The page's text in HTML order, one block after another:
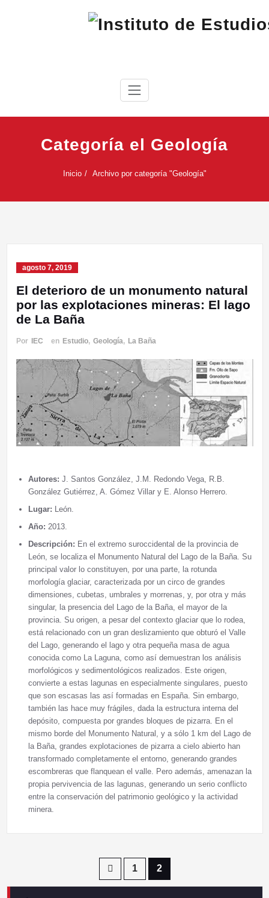
Instituto de Estudios Cabreireses
Categoría el Geología
Inicio Archivo por categoría "Geología"
agosto 7, 2019
El deterioro de un monumento natural
por las explotaciones mineras: El lago
de La Baña
Por IEC en Estudio, Geología, La Baña
Autores: J. Santos González, J.M. Redondo Vega, R.B.
González Gutiérrez, A. Gómez Villar y E. Alonso Herrero.
Lugar: León.
Año: 2013.
Descripción: En el extremo suroccidental de la provincia de
León, se localiza el Monumento Natural del Lago de la Baña. Su
principal valor lo constituyen, por una parte, la rotunda
morfología glaciar, caracterizada por un circo de grandes
dimensiones, cubetas, umbrales y morrenas, y, por otra y más
singular, la presencia del Lago de la Baña, el mayor de la
provincia. Su origen, a pesar del contexto glaciar que lo rodea,
está relacionado con un gran deslizamiento que obturó el Valle
del Lago, generando el lago y otra pequeña masa de agua
conocida como La Laguna, como así demuestran los análisis
morfológicos y sedimentológicos realizados. Este origen,
convierte a estas lagunas en especialmente singulares, puesto
que son escasas las así formadas en España. Sin embargo,
también las hace muy frágiles, dada la estructura interna del
depósito, compuesta por grandes bloques de pizarra. En el
mismo borde del Monumento Natural, y a sólo 1 km del Lago de
la Baña, grandes explotaciones de pizarra a cielo abierto han
transformado completamente el entorno, generando grandes
escombreras que flanquean el valle. Pero además, amenazan la
propia pervivencia de las lagunas, generando un serio conflicto
entre la conservación del patrimonio geológico y la actividad
minera.
1 2